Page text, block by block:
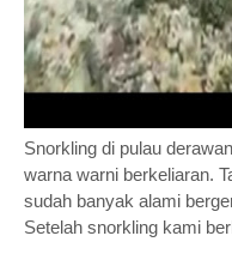
Snorkling di pulau
warna warni berkeliaran.
sudah banyak alami
Setelah snorkling kami